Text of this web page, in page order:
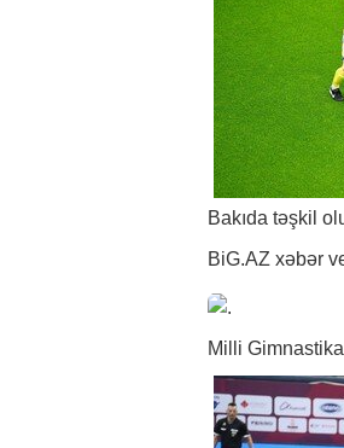
Bakıda təşkil
BiG.AZ xəbər
Milli